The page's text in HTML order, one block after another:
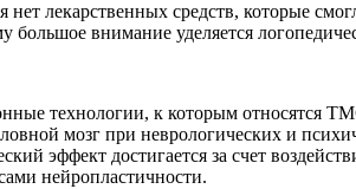
нет лекарственных средств, которые
большое внимание уделяется
технологии, к которым относятся
мозг при неврологических и
эффект достигается за счет
нейропластичности.